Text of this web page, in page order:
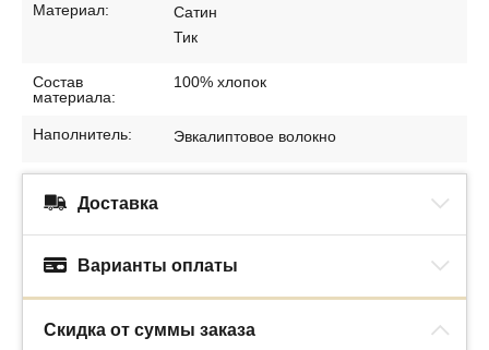
Материал:
Сатин
Тик
Состав
материала:
100% хлопок
Наполнитель: Эвкалиптовое волокно
Доставка
Варианты оплаты
Скидка от суммы заказа